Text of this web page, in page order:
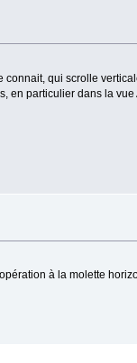
qui scrolle
en particulier dans la
à la molette